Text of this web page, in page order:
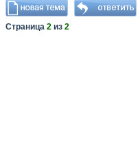
Страница 2 из 2